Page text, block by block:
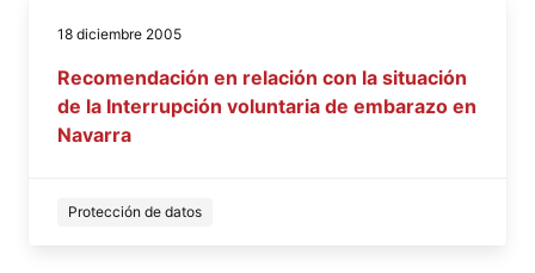
18 diciembre 2005
Recomendación en relación con la situación
de la Interrupción voluntaria de embarazo en
Navarra
Protección de datos